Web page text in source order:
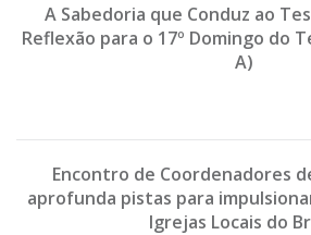
A Sabedoria que Conduz ao
Reflexão para o 17º Domingo do
A)
Encontro de Coordenadores
aprofunda pistas para
Igrejas Locais do